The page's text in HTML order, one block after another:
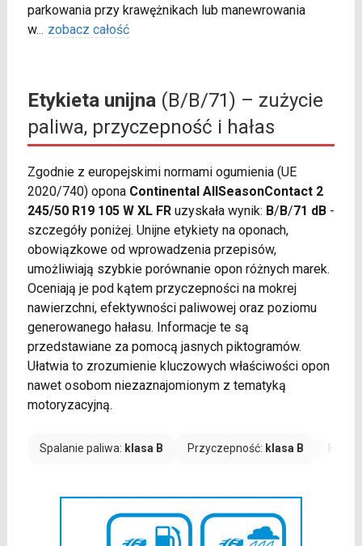
parkowania przy krawężnikach lub manewrowania
w... zobacz całość
Etykieta unijna(B/B/71) – zużycie
paliwa, przyczepność i hałas
Zgodnie z europejskimi normami ogumienia (UE
2020/740) opona Continental AllSeasonContact 2
245/50 R19 105 W XL FRuzyskała wynik: B/ B/71 dB-
szczegóły poniżej. Unijne etykiety na oponach,
obowiązkowe od wprowadzenia przepisów,
umożliwiają szybkie porównanie opon różnych marek.
Oceniają je pod kątem przyczepności na mokrej
nawierzchni, efektywności paliwowej oraz poziomu
generowanego hałasu. Informacje te są
przedstawiane za pomocą jasnych piktogramów.
Ułatwia to zrozumienie kluczowych właściwości opon
nawet osobom niezaznajomionym z tematyką
motoryzacyjną.
Spalanie paliwa: klasa B Przyczepność: klasa B Hałas: